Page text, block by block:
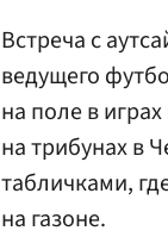
Встреча с
ведущего
на поле в
на трибунах в
табличками,
на газоне.